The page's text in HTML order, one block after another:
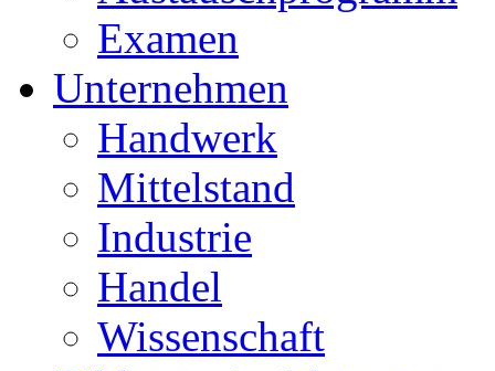
Examen
Unternehmen
Handwerk
Mittelstand
Industrie
Handel
Wissenschaft